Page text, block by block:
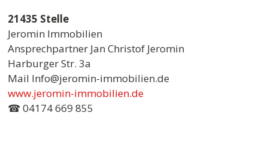
21435 Stelle
Jeromin Immobilien
Ansprechpartner Jan Christof Jeromin
Harburger Str. 3a
Mail Info@jeromin-immobilien.de
www.jeromin-immobilien.de
☎ 04174 669 855